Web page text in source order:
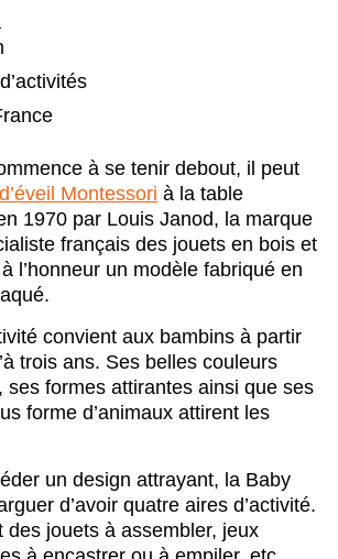
à se tenir debout, il peut
Montessori à la table
1970 par Louis Janod, la marque
français des jouets en bois et
l’honneur un modèle fabriqué en
convient aux bambins à partir
trois ans. Ses belles couleurs
ses formes attirantes ainsi que ses
forme d’animaux attirent les
un design attrayant, la Baby
d’avoir quatre aires d’activité.
des jouets à assembler, jeux